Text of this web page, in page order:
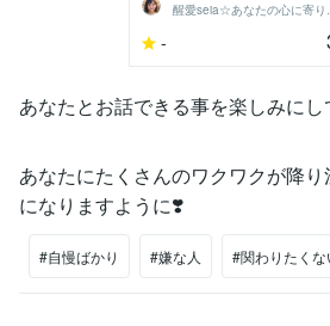
醒愛
-
あなたとお話できる事を楽しみにし
あなたにたくさんのワクワクが降
になりますように❣️
#自慢ばかり #嫌な人 #関わりたくな